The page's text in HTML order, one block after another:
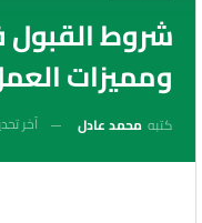
شروط القبول
ومميزات
كتبه محمد عادل آخر